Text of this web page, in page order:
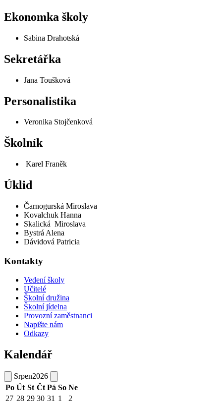
Ekonomka školy
Sabina Drahotská
Sekretářka
Jana Toušková
Personalistika
Veronika Stojčenková
Školník
Karel Franěk
Úklid
Čarnogurská Miroslava
Kovalchuk Hanna
Skalická Miroslava
Bystrá Alena
Dávidová Patricia
Kontakty
Vedení školy
Učitelé
Školní družina
Školní jídelna
Provozní zaměstnanci
Napište nám
Odkazy
Kalendář
Srpen2026
Po Út St Čt Pá So Ne
27 28 29 30 31 1
2